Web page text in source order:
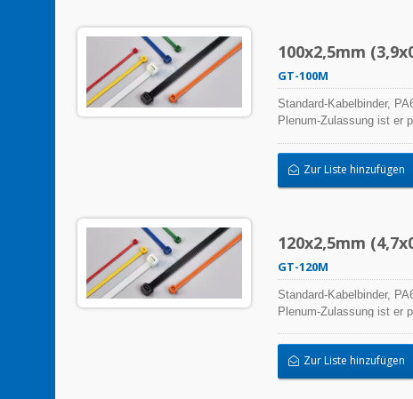
100x2,5mm
GT-100M
Standard-Kabelbinder,
Plenum-Zulassung ist er
ermöglichen eine breite
Zur Liste hinzufügen
120x2,5mm
GT-120M
Standard-Kabelbinder,
Plenum-Zulassung ist er
ermöglichen eine breite
Zur Liste hinzufügen